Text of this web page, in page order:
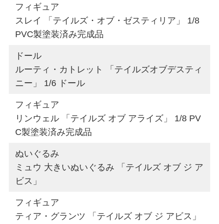
フィギュア
スレイ 「テイルズ・オブ・ゼスティリア」 1/8
PVC製塗装済み完成品
ドール
ルーティ・カトレット 「テイルズオブデスティ
ニー」 1/6 ドール
フィギュア
リンウェル 「テイルズ オブ アライズ」 1/8 PV
C製塗装済み完成品
ぬいぐるみ
ミュウ 大きいぬいぐるみ 「テイルズ オブ ジ ア
ビス」
フィギュア
ティア・グランツ 「テイルズ オブ ジ アビス」